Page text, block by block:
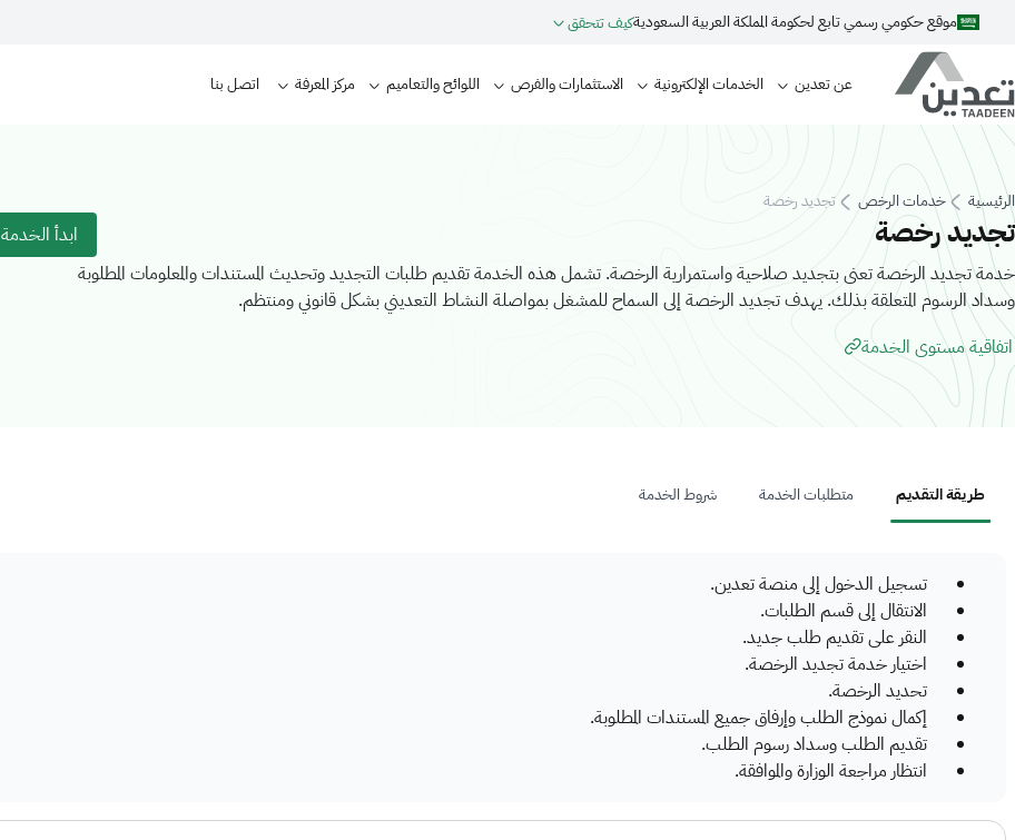
Skip to main content
موقع حكومي رسمي تابع لحكومة المملكة العربية السعوديةكيف تتحقق
Main navigation
عن تعدين الخدمات الإلكترونية الاستثمارات والفرص اللوائح والتعاميم مركز المعرفة اتصل بنا
Breadcrumb
الرئيسية خدمات الرخص تجديد رخصة
تجديد رخصة
ابدأ الخدمة
خدمة تجديد الرخصة تعنى بتجديد صلاحية واستمرارية الرخصة. تشمل هذه الخدمة تقديم طلبات التجديد وتحديث المستندات والمعلومات المطلوبة
وسداد الرسوم المتعلقة بذلك. يهدف تجديد الرخصة إلى السماح للمشغل بمواصلة النشاط التعديني بشكل قانوني ومنتظم.
اتفاقية مستوى الخدمة
طريقة التقديم متطلبات الخدمة شروط الخدمة
تسجيل الدخول إلى منصة تعدين.
الانتقال إلى قسم الطلبات.
النقر على تقديم طلب جديد.
اختيار خدمة تجديد الرخصة.
تحديد الرخصة.
إكمال نموذج الطلب وإرفاق جميع المستندات المطلوبة.
تقديم الطلب وسداد رسوم الطلب.
انتظار مراجعة الوزارة والموافقة.